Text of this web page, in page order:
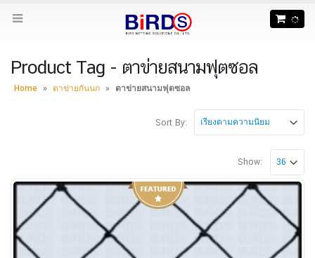
Product Tag - ตาข่ายสนามฟุตซอล
Home » ตาข่ายกันนก » ตาข่ายสนามฟุตซอล
Sort By:
Show: